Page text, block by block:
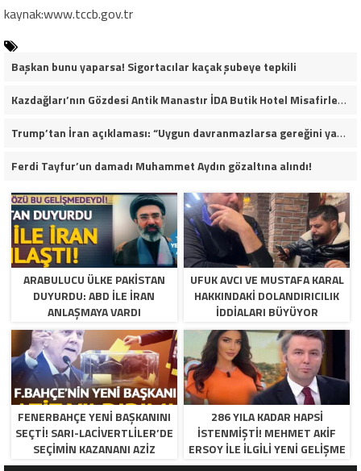
kaynak:www.tccb.gov.tr
Başkan bunu yaparsa! Sigortacılar kaçak şubeye tepkili
Kazdağları’nın Gözdesi Antik Manastır İDA Butik Hotel Misafirlerinden Tam Not Alıyor
Trump’tan İran açıklaması: “Uygun davranmazlarsa gereğini yaparım”
Ferdi Tayfur’un damadı Muhammet Aydın gözaltına alındı!
ARABULUCU ÜLKE PAKISTAN
DUYURDU: ABD ILE İRAN
ANLAŞMAYA VARDI
UFUK AVCI VE MUSTAFA KARAL
HAKKINDAKI DOLANDIRICILIK
İDDIALARI BÜYÜYOR
FENERBAHÇE YENI BAŞKANINI
SEÇTI! SARI-LACIVERTLILER’DE
SEÇIMIN KAZANANI AZIZ
YILDIRIM OLDU
286 YILA KADAR HAPSI
ISTENMIŞTI! MEHMET AKIF
ERSOY ILE ILGILI YENI GELIŞME